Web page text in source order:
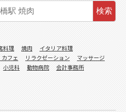
検索
料理 焼肉
イタリア料理
フェ リラクゼーション
マッサージ
小児科 動物病院
会計事務所